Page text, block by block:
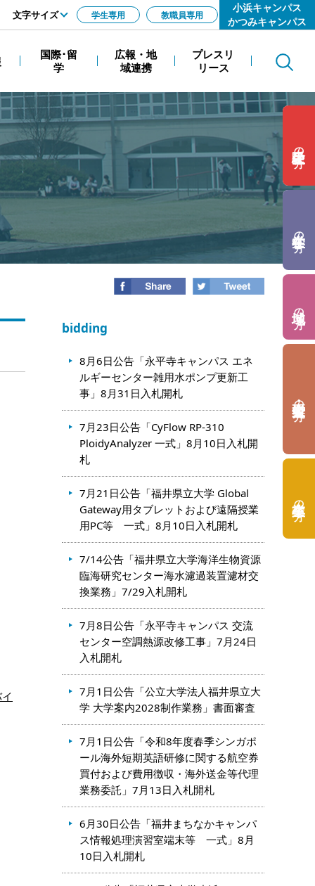
Search
国際･留
学
広報・地
域連携
プレスリ
リース
小浜キャンパス
かつみキャンパス
の方
の方
の方
の方
の方
文字サイズ
拡大
学生専用 教職員専用
bidding
8月6日公告「永平寺キャンパス エネ
ルギーセンター雑用水ポンプ更新工
事」8月31日入札開札
7月23日公告「CyFlow RP-310
PloidyAnalyzer 一式」8月10日入札開
札
7月21日公告「福井県立大学 Global
Gateway用タブレットおよび遠隔授業
用PC等 一式」8月10日入札開札
7/14公告「福井県立大学海洋生物資源
臨海研究センター海水濾過装置濾材交
換業務」7/29入札開札
7月8日公告「永平寺キャンパス 交流
センター空調熱源改修工事」7月24日
入札開札
7月1日公告「公立大学法人福井県立大
学 大学案内2028制作業務」書面審査
7月1日公告「令和8年度春季シンガポ
ール海外短期英語研修に関する航空券
買付および費用徴収・海外送金等代理
業務委託」7月13日入札開札
6月30日公告「福井まちなかキャンパ
ス情報処理演習室端末等 一式」8月
10日入札開札